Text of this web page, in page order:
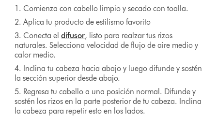
1. Comienza con cabello limpio y secado con toalla.
2. Aplica tu producto de estilismo favorito
3. Conecta eldifusor, listo para realzar tus rizos
naturales. Selecciona velocidad de flujo de aire medio y
calor medio.
4. Inclina tu cabeza hacia abajo y luego difunde y sostén
la sección superior desde abajo.
5. Regresa tu cabello a una posición normal. Difunde y
sostén los rizos en la parte posterior de tu cabeza. Inclina
la cabeza para repetir esto en los lados.